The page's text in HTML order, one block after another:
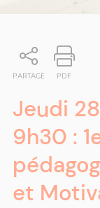
PARTAGE PDF
Jeudi
9h30 :
et